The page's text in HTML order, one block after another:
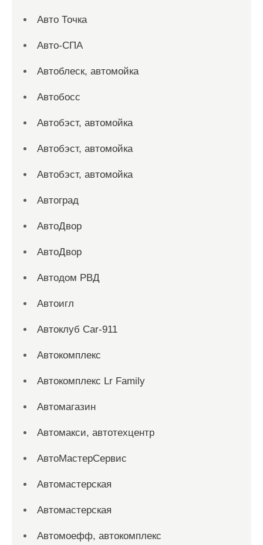
Авто Точка
Авто-СПА
Автоблеск, автомойка
Автобосс
Автобэст, автомойка
Автобэст, автомойка
Автобэст, автомойка
Автоград
АвтоДвор
АвтоДвор
Автодом РВД
Автоигл
Автоклуб Car-911
Автокомплекс
Автокомплекс Lr Family
Автомагазин
Автомакси, автотехцентр
АвтоМастерСервис
Автомастерская
Автомастерская
Автомоефф, автокомплекс